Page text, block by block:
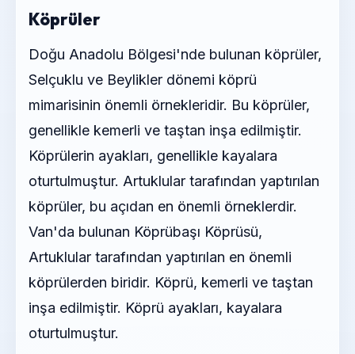
Köprüler
Doğu Anadolu Bölgesi'nde bulunan köprüler,
Selçuklu ve Beylikler dönemi köprü
mimarisinin önemli örnekleridir. Bu köprüler,
genellikle kemerli ve taştan inşa edilmiştir.
Köprülerin ayakları, genellikle kayalara
oturtulmuştur. Artuklular tarafından yaptırılan
köprüler, bu açıdan en önemli örneklerdir.
Van'da bulunan Köprübaşı Köprüsü,
Artuklular tarafından yaptırılan en önemli
köprülerden biridir. Köprü, kemerli ve taştan
inşa edilmiştir. Köprü ayakları, kayalara
oturtulmuştur.